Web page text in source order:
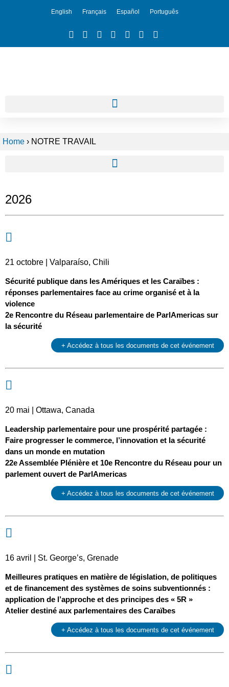
English Français Español Português
Home › NOTRE TRAVAIL
2026
21 octobre | Valparaíso, Chili
Sécurité publique dans les Amériques et les Caraïbes :
réponses parlementaires face au crime organisé et à la
violence
2e Rencontre du Réseau parlementaire de ParlAmericas sur
la sécurité
+ Accédez à tous les documents de cet événement
20 mai | Ottawa, Canada
Leadership parlementaire pour une prospérité partagée :
Faire progresser le commerce, l’innovation et la sécurité
dans un monde en mutation
22e Assemblée Plénière et 10e Rencontre du Réseau pour un
parlement ouvert de ParlAmericas
+ Accédez à tous les documents de cet événement
16 avril | St. George’s, Grenade
Meilleures pratiques en matière de législation, de politiques
et de financement des systèmes de soins subventionnés :
application de l’approche et des principes des « 5R »
Atelier destiné aux parlementaires des Caraïbes
+ Accédez à tous les documents de cet événement